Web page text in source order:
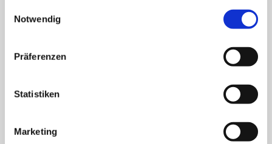
Notwendig
Präferenzen
Statistiken
Marketing
Klinik für Innere Medizin Schützenstraße
Gefäß- und Handchirurgie